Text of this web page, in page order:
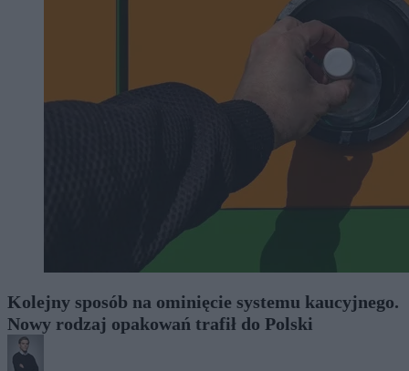
Kolejny sposób na ominięcie systemu kaucyjnego.
Nowy rodzaj opakowań trafił do Polski